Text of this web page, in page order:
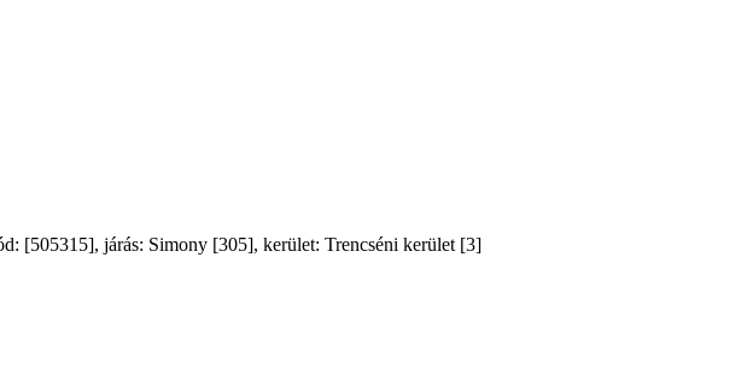
[505315], járás: Simony [305], kerület: Trencséni kerület [3]